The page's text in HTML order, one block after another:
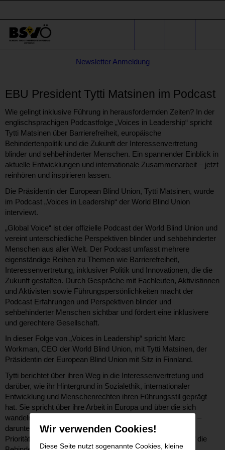
Wir verwenden Cookies!
Diese Seite nutzt sogenannte Cookies, kleine
Stichwortsuche
Newsletter Anmeldung
EBU President Tytti Matsinen im Podcast
Wie gelingt inklusive Führung in herausfordernden Zeiten? In der
englischsprachigen Podcastfolge „Voices in Leadership“ spricht
Tytti Matsinen über Barrierefreiheit, europäische
Behindertenpolitik und die Zukunft der Interessenvertretung
blinder und sehbehinderter Menschen. Ein spannender Einblick in
aktuelle Entwicklungen und internationale Zusammenarbeit – jetzt
reinhören und inspirieren lassen.
Die Präsidentin der European Blind Union, Tytti Matsinen, wurde
im Podcast „Voices in Leadership“ der World Blind Union
interviewt.
„Global Voice“ ist der offizielle Podcast der World Blind Union und
vereint unterschiedliche Perspektiven blinder und sehbehinderter
Menschen aus aller Welt. Der Podcast umfasst mehrere
eigenständige Reihen zu Themen wie Barrierefreiheit,
Interessenvertretung, inklusiver Politik und Innovationen, die die
Zukunft gestalten. Durch Gespräche mit Fachleuten, Aktivistinnen
und Aktivisten sowie Führungspersönlichkeiten macht der
Podcast Erfahrungen und Perspektiven blinder und
sehbehinderter Menschen sichtbar und fördert eine inklusivere
und gerechtere Gesellschaft.
In dieser Folge von „Voices in Leadership“ spricht Marc
Workman, CEO der World Blind Union, mit Tytti Matsinen, der
Präsidentin der European Blind Union mit Sitz in Finnland.
Tytti berichtet über ihren Weg in die Interessenvertretung und
darüber, wie ihr Hintergrund in Sozialethik, internationaler
Entwicklung und Menschenrechten ihren Führungsstil geprägt
hat. Sie spricht über ihre Arbeit in Europa und über die sich
wandelnde Situation blinder und sehbehinderter Menschen –
darunter der Einfluss von Finanzierungsdruck, politischen
Prioritätenverschiebungen und globalen Entwicklungen auf die